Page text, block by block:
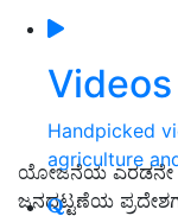
Videos
Handpicked
agriculture
ಯೋಜನೆಯ ಎರಡನೇ
ಜನದಟ್ಟಣೆಯ